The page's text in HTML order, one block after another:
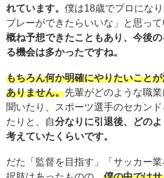
れています。 僕は18歳でプロにな
プレーができたらいいな」と思って
概ね予想できたこともあり、今後
る機会は多かったですね。
もちろん何か明確にやりたいこと
ありません。先輩がどのような職
聞いたり、スポーツ選手のセカン
たりと、自分なりに引退後、どの
考えていたくらいです。
だた「監督を目指す」「サッカー